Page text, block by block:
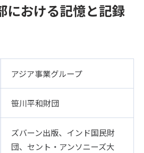
における記憶と記録
アジア事業グループ
笹川平和財団
ズバーン出版、インド国民財
団、セント・アンソニーズ大